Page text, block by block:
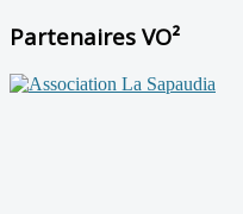
Partenaires VO²